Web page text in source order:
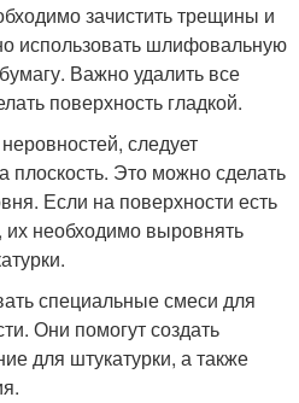
зачистить трещины и
использовать шлифовальную
Важно удалить все
поверхность гладкой.
следует
плоскость. Это можно сделать
Если на поверхности есть
необходимо выровнять
специальные смеси для
Они помогут создать
для штукатурки, а также